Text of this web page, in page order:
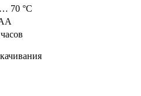
70 °C